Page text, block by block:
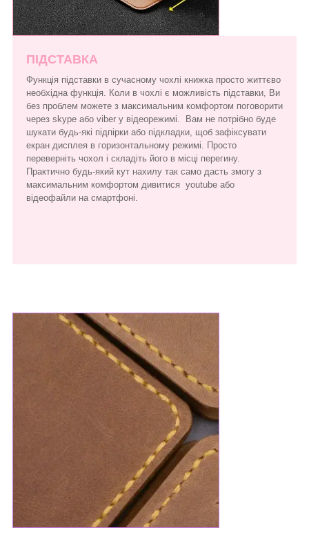
ПІДСТАВКА
Функція підставки в сучасному чохлі книжка просто життєво
необхідна функція. Коли в чохлі є можливість підставки, Ви
без проблем можете з максимальним комфортом поговорити
через skype або viber у відеорежимі. Вам не потрібно буде
шукати будь-які підпірки або підкладки, щоб зафіксувати
екран дисплея в горизонтальному режимі. Просто
переверніть чохол і складіть його в місці перегину.
Практично будь-який кут нахилу так само дасть змогу з
максимальним комфортом дивитися youtube або
відеофайли на смартфоні.